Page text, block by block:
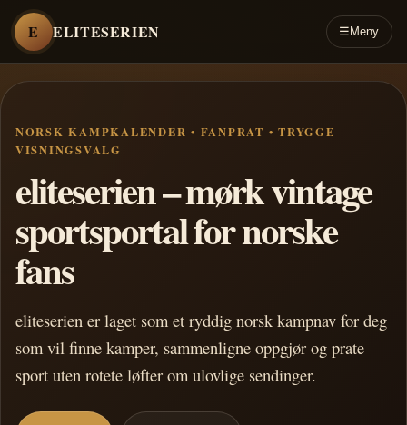
E ELITESERIEN ☰ Meny
NORSK KAMPKALENDER • FANPRAT • TRYGGE
VISNINGSVALG
eliteserien – mørk vintage
sportsportal for norske
fans
eliteserien er laget som et ryddig norsk kampnav for deg
som vil finne kamper, sammenligne oppgjør og prate
sport uten rotete løfter om ulovlige sendinger.